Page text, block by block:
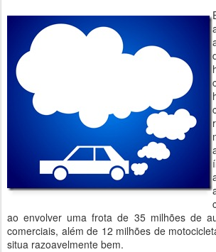
ao envolver uma frota de 35 milhões de
comerciais, além de 12 milhões de
situa razoavelmente bem.